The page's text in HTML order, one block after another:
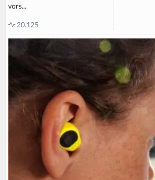
vors...
20.125